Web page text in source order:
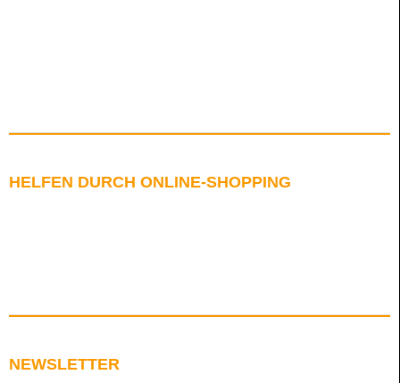
HELFEN DURCH ONLINE-SHOPPING
NEWSLETTER